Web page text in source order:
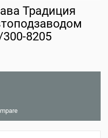
Традиция
8205